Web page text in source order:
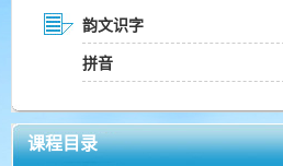
韵文识字
拼音
课程目录